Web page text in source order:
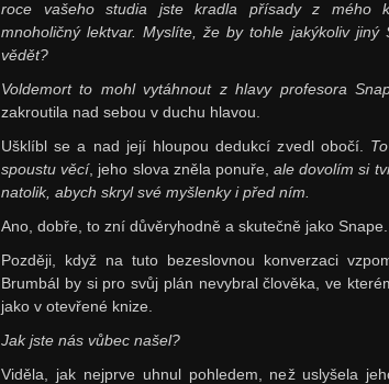
roce vašeho studia jste kradla přísady z mého
mnoholičný lektvar. Myslíte, že by tohle jakýkoliv jiný
vědět?
Voldemort to mohl vytáhnout z hlavy profesora
zakroutila nad sebou v duchu hlavou.
Ušklíbl se a nad její hloupou dedukcí zvedl obočí.
spoustu věcí, jeho slova zněla ponuře, ale dovolím si
natolik, abych skryl své myšlenky i před ním.
Ano, dobře, to zní důvěryhodně a skutečně jako Snape.
Později, když na tuto bezeslovnou konverzaci
Brumbál by si pro svůj plán nevybral člověka, ve
jako v otevřené knize.
Jak jste nás vůbec našel?
Viděla, jak nejprve uhnul pohledem, než uslyšela